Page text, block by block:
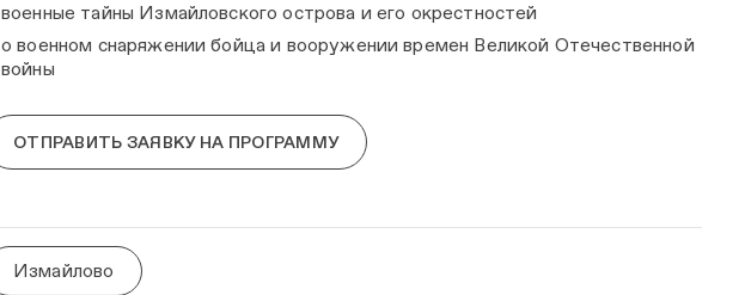
военные тайны Измайловского острова и его окрестностей
о военном снаряжении бойца и вооружении времен Великой Отечественной
войны
ОТПРАВИТЬ ЗАЯВКУ НА ПРОГРАММУ
Измайлово